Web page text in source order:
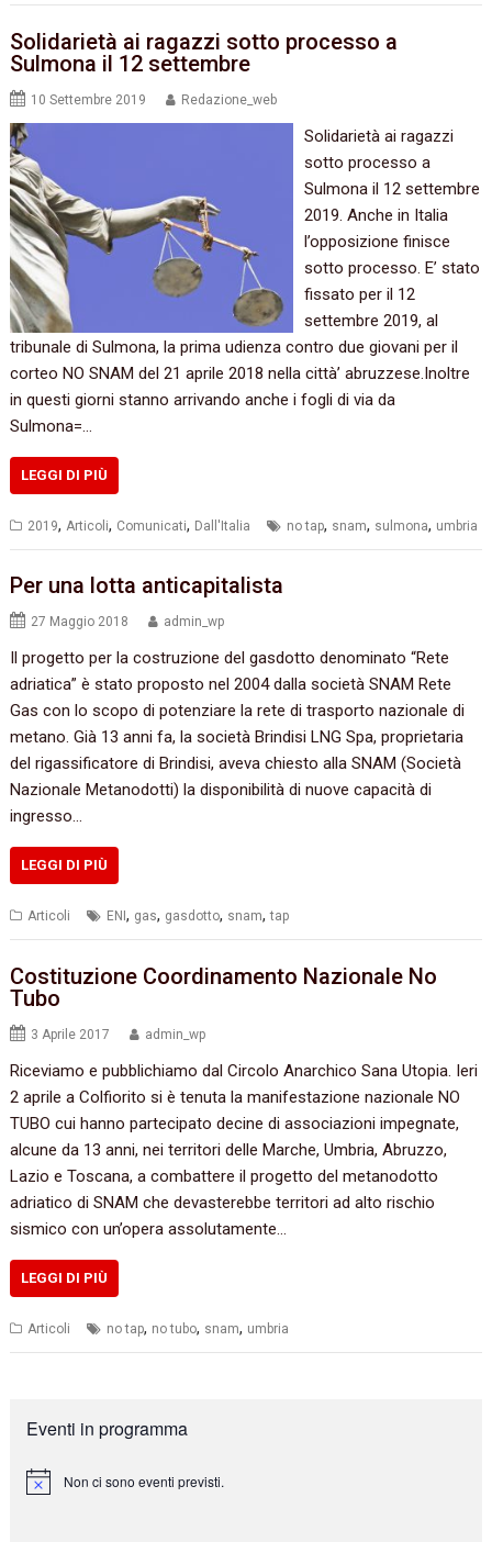
Solidarietà ai ragazzi sotto processo a
Sulmona il 12 settembre
10 Settembre 2019 Redazione_web
Solidarietà ai ragazzi
sotto processo a
Sulmona il 12 settembre
2019. Anche in Italia
l’opposizione finisce
sotto processo. E’ stato
fissato per il 12
settembre 2019, al
tribunale di Sulmona, la prima udienza contro due giovani per il
corteo NO SNAM del 21 aprile 2018 nella città’ abruzzese.Inoltre
in questi giorni stanno arrivando anche i fogli di via da
Sulmona=…
LEGGI DI PIÙ
2019, Articoli, Comunicati, Dall'Italia no tap, snam, sulmona, umbria
Per una lotta anticapitalista
27 Maggio 2018 admin_wp
Il progetto per la costruzione del gasdotto denominato “Rete
adriatica” è stato proposto nel 2004 dalla società SNAM Rete
Gas con lo scopo di potenziare la rete di trasporto nazionale di
metano. Già 13 anni fa, la società Brindisi LNG Spa, proprietaria
del rigassificatore di Brindisi, aveva chiesto alla SNAM (Società
Nazionale Metanodotti) la disponibilità di nuove capacità di
ingresso…
LEGGI DI PIÙ
Articoli ENI, gas, gasdotto, snam,tap
Costituzione Coordinamento Nazionale No
Tubo
3 Aprile 2017 admin_wp
Riceviamo e pubblichiamo dal Circolo Anarchico Sana Utopia. Ieri
2 aprile a Colfiorito si è tenuta la manifestazione nazionale NO
TUBO cui hanno partecipato decine di associazioni impegnate,
alcune da 13 anni, nei territori delle Marche, Umbria, Abruzzo,
Lazio e Toscana, a combattere il progetto del metanodotto
adriatico di SNAM che devasterebbe territori ad alto rischio
sismico con un’opera assolutamente…
LEGGI DI PIÙ
Articoli no tap, no tubo, snam, umbria
Eventi in programma
N
Non ci sono eventi previsti.